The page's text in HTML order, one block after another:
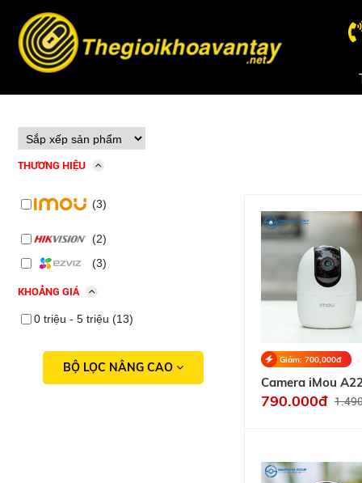
THƯƠNG HIỆU
(3)
(2)
(3)
KHOẢNG GIÁ
0 triệu - 5 triệu (13)
BỘ LỌC NÂNG CAO
Giảm: 700,000đ
Camera iMou
Ranger 2 1080p
790.000đ